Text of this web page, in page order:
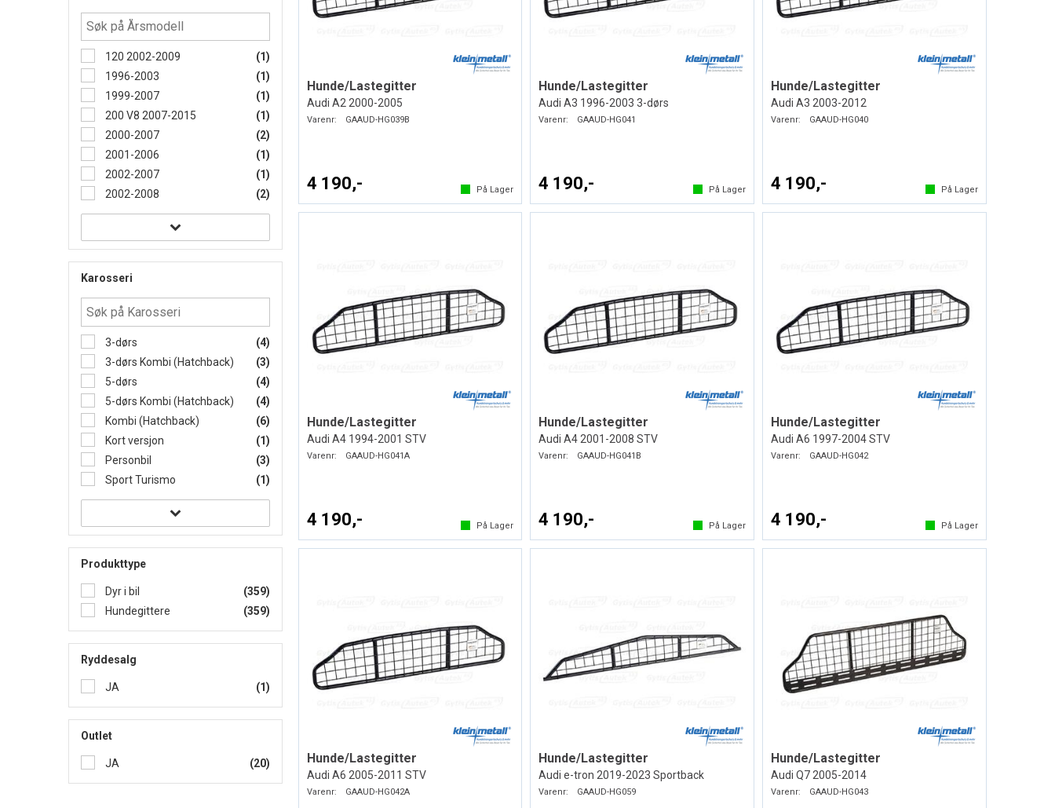
120 2002-2009
(1)
1996-2003
(1)
1999-2007
(1)
200 V8 2007-2015
(1)
2000-2007
(2)
2001-2006
(1)
2002-2007
(1)
2002-2008
(2)
Karosseri
3-dørs
(4)
3-dørs Kombi (Hatchback)
(3)
5-dørs
(4)
5-dørs Kombi (Hatchback)
(4)
Kombi (Hatchback)
(6)
Kort versjon
(1)
Personbil
(3)
Sport Turismo
(1)
Produkttype
Dyr i bil
(359)
Hundegittere
(359)
Ryddesalg
JA (1)
Outlet
JA (20)
Hunde/Lastegitter
Audi A2 2000-2005
Varenr: GAAUD-HG039B
4 190,- På Lager
Hunde/Lastegitter
Audi A3 1996-2003 3-dørs
Varenr: GAAUD-HG041
4 190,- På Lager
Hunde/Lastegitter
Audi A3 2003-2012
Varenr: GAAUD-HG040
4 190,- På Lager
Hunde/Lastegitter
Audi A4 1994-2001 STV
Varenr: GAAUD-HG041A
4 190,- På Lager
Hunde/Lastegitter
Audi A4 2001-2008 STV
Varenr: GAAUD-HG041B
4 190,- På Lager
Hunde/Lastegitter
Audi A6 1997-2004 STV
Varenr: GAAUD-HG042
4 190,- På Lager
Hunde/Lastegitter
Audi A6 2005-2011 STV
Varenr: GAAUD-HG042A
Hunde/Lastegitter
Audi e-tron 2019-2023 Sportback
Varenr: GAAUD-HG059
Hunde/Lastegitter
Audi Q7 2005-2014
Varenr: GAAUD-HG043